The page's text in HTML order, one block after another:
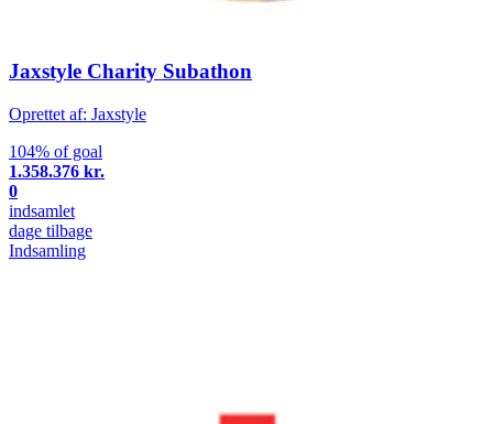
Jaxstyle Charity Subathon
Oprettet af: Jaxstyle
104% of goal
1.358.376 kr.
0
indsamlet
dage tilbage
Indsamling